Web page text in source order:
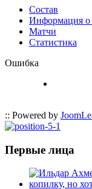
Состав
Информация о
Матчи
Статистика
Ошибка
:: Powered by
Первые лица